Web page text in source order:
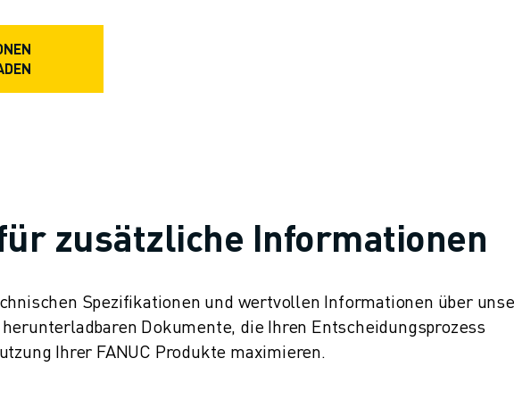
zusätzliche Informationen
Spezifikationen und wertvollen Informationen über
Dokumente, die Ihren Entscheidungsprozess
Ihrer FANUC Produkte maximieren.